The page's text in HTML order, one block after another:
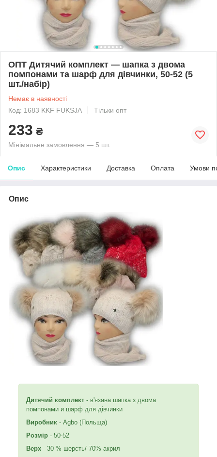
ОПТ Дитячий комплект — шапка з двома
помпонами та шарф для дівчинки, 50-52 (5
шт./набір)
Немає в наявності
Код: 1683 KKF FUKSJA
Тільки опт
233 ₴
Мінімальне замовлення — 5 шт.
Опис Характеристики Доставка Оплата Умови
Опис
Дитячий комплект - в'язана шапка з двома
помпонами и шарф для дівчинки
Виробник - Agbo (Польща)
Розмір - 50-52
Верх - 30 % шерсть/ 70% акрил